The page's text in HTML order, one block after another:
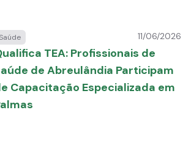
11/06/2026
TEA: Profissionais de
de Abreulândia Participam
Capacitação Especializada em